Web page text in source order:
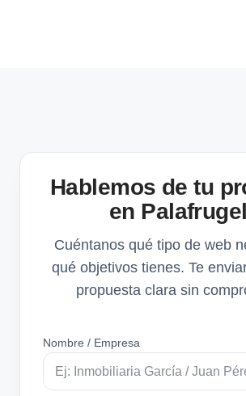
Hablemos de tu
en
Cuéntanos qué tipo de web
qué objetivos tienes. Te
propuesta clara sin
Nombre / Empresa